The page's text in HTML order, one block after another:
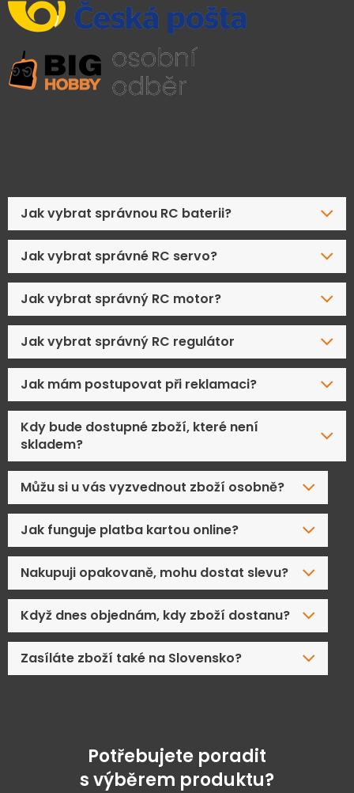
Jak vybrat správnou RC baterii?
Jak vybrat správné RC servo?
Jak vybrat správný RC motor?
Jak vybrat správný RC regulátor
Jak mám postupovat při reklamaci?
Kdy bude dostupné zboží, které není
skladem?
Můžu si u vás vyzvednout zboží osobně?
Jak funguje platba kartou online?
Nakupuji opakovaně, mohu dostat slevu?
Když dnes objednám, kdy zboží dostanu?
Zasíláte zboží také na Slovensko?
Potřebujete poradit
s výběrem produktu?